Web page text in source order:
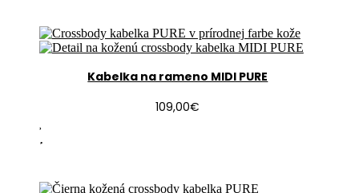
Kabelka na rameno MIDI PURE
109,00€